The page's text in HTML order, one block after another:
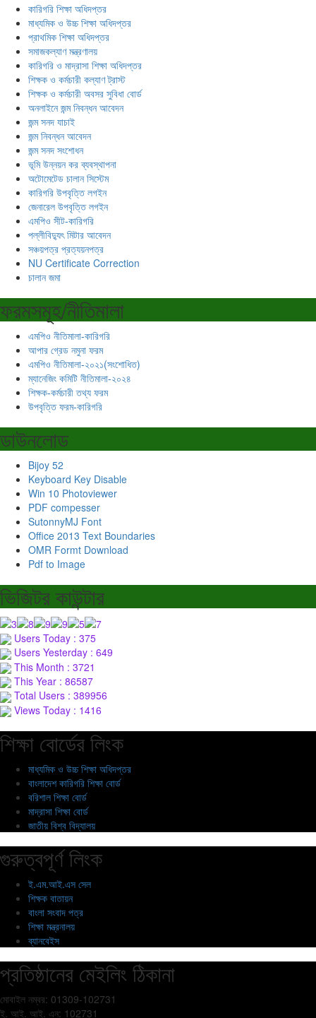
কারিগরি শিক্ষা অধিদপ্তর
মাধ্যমিক ও উচ্চ শিক্ষা অধিদপ্তর
প্রাথমিক শিক্ষা অধিদপ্তর
সমাজকল্যাণ মন্ত্রণালয়
কারিগরি ও মাদ্রাসা শিক্ষা অধিদপ্তর
শিক্ষক ও কর্মচারী কল্যাণ ট্রাস্ট
শিক্ষক ও কর্মচারী অবসর সুবিধা বোর্ড
অনলাইনে জন্ম নিবন্ধন আবেদন
জন্ম সনদ যাচাই
জন্ম নিবন্ধন আবেদন
জন্ম সনদ সংশোধন
ভূমি উন্নয়ন কর ব্যবস্থাপনা
অটোমেটেড চালান সিস্টেম
কারিগরি উপবৃত্তি লগইন
জেনারেল উপবৃত্তি লগইন
এমপিও সীট-কারিগরি
পল্লীবিদ্যুৎ মিটার আবেদন
সঞ্চয়পত্র প্রত্যয়নপত্র
NU Certificate Correction
চালান জমা
ফরমসমূহ/নীতিমালা
এমপিও নীতিমালা-কারিগরি
আপার গ্রেড নমুনা ফরম
এমপিও নীতিমালা-২০২১(সংশোধিত)
ম্যানেজিং কমিটি নীতিমালা-২০২৪
শিক্ষক-কর্মচারী তথ্য ফরম
উপবৃত্তি ফরম-কারিগরি
ডাউনলোড
Bijoy 52
Keyboard Key Disable
Win 10 Photoviewer
PDF compesser
SutonnyMJ Font
Office 2013 Text Boundaries
OMR Formt Download
Pdf to Image
ভিজিটর কাউন্টার
Users Today : 375
Users Yesterday : 649
This Month : 3721
This Year : 86587
Total Users : 389956
Views Today : 1416
শিক্ষা বোর্ডের লিংক
মাধ্যমিক ও উচ্চ শিক্ষা অধিদপ্তর
বাংলাদেশ কারিগরি শিক্ষা বোর্ড
বরিশাল শিক্ষা বোর্ড
মাদ্রাসা শিক্ষা বোর্ড
জাতীয় বিশ্ব বিদ্যালয়
গুরুত্বপূর্ণ লিংক
ই.এম.আই.এস সেল
শিক্ষক বাতায়ন
বাংলা সংবাদ পত্র
শিক্ষা মন্ত্রনালয়
ব্যানবেইস
প্রতিষ্ঠানের মেইলিং ঠিকানা
মোবাইল নম্বর: 01309-102731
ই. আই. আই. এন: 102731